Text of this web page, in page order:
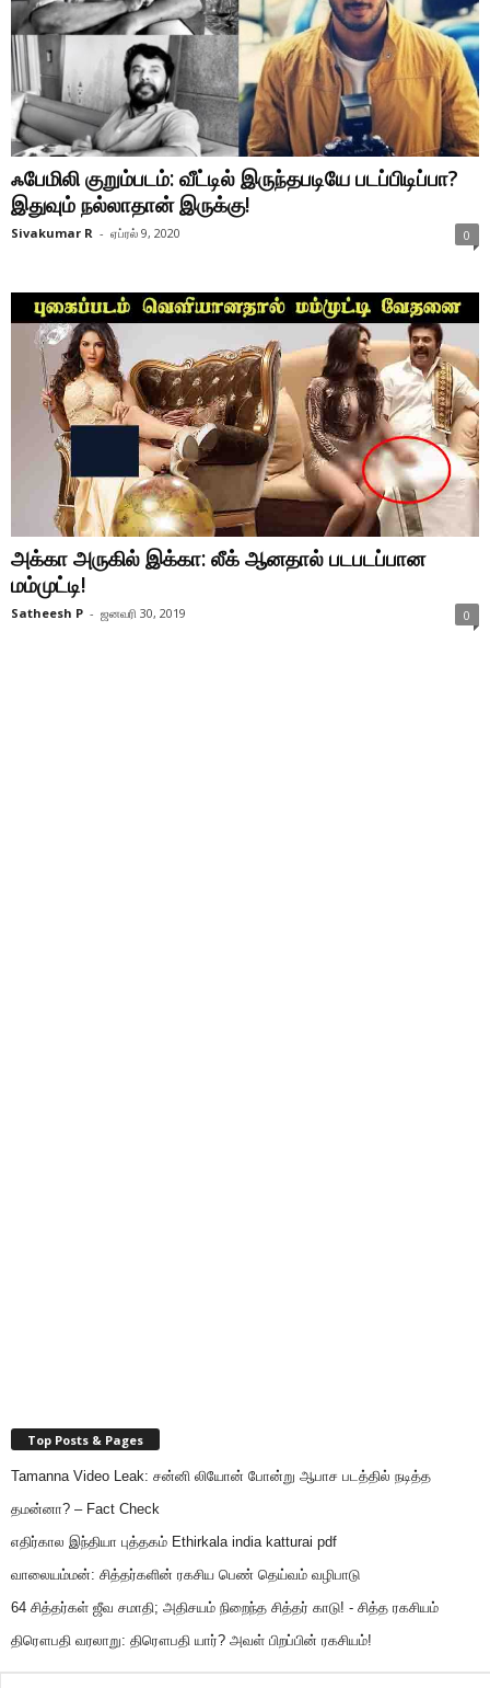
ஃபேமிலி குறும்படம்: வீட்டில் இருந்தபடியே படப்பிடிப்பா?
இதுவும் நல்லாதான் இருக்கு!
Sivakumar R - ஏப்ரல் 9, 2020 0
அக்கா அருகில் இக்கா: லீக் ஆனதால் படபடப்பான
மம்முட்டி!
Satheesh P - ஜனவரி 30, 2019 0
Top Posts & Pages
Tamanna Video Leak: சன்னி லியோன் போன்று ஆபாச படத்தில் நடித்த
தமன்னா? – Fact Check
எதிர்கால இந்தியா புத்தகம் Ethirkala india katturai pdf
வாலையம்மன்: சித்தர்களின் ரகசிய பெண் தெய்வம் வழிபாடு
64 சித்தர்கள் ஜீவ சமாதி; அதிசயம் நிறைந்த சித்தர் காடு! - சித்த ரகசியம்
திரௌபதி வரலாறு: திரௌபதி யார்? அவள் பிறப்பின் ரகசியம்!